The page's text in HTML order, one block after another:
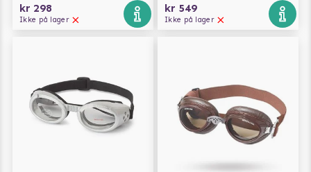
kr 298
Ikke på lager
kr 549
Ikke på lager